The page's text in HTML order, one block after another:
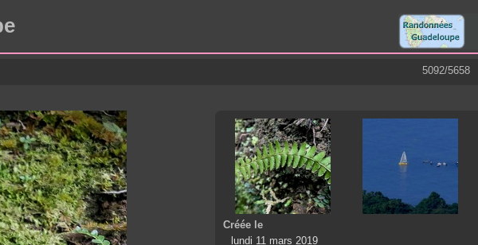
5092/5658
Créée le
lundi 11 mars 2019